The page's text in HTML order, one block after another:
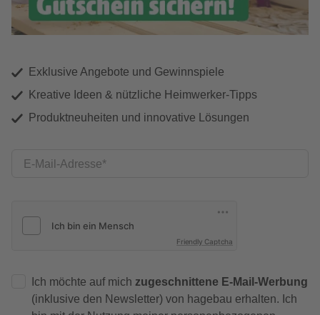
Exklusive Angebote und Gewinnspiele
Kreative Ideen & nützliche Heimwerker-Tipps
Produktneuheiten und innovative Lösungen
E-Mail-Adresse
Friendly Captcha
Ich möchte auf mich zugeschnittene E-Mail-Werbung
(inklusive den Newsletter) von hagebau erhalten. Ich